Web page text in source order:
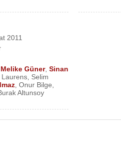
2011
Melike Güner, Sinan
Laurens Selim
Onur Bilge
Altunsoy